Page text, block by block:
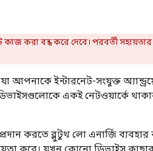
কাজ করা বন্ধ করে দেবে। পরবর্তী
আপনাকে ইন্টারনেট-সংযুক্ত
একই নেটওয়ার্কে
করতে ব্লুটুথ লো এনার্জি